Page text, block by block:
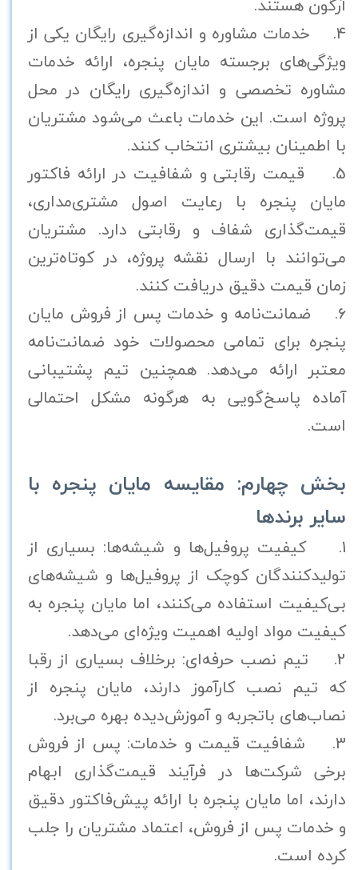
4. خدمات مشاوره و اندازه‌گیری رایگان یکی از
ویژگی‌های برجسته مایان پنجره، ارائه خدمات
مشاوره تخصصی و اندازه‌گیری رایگان در محل
پروژه است. این خدمات باعث می‌شود مشتریان
با اطمینان بیشتری انتخاب کنند.
5. قیمت رقابتی و شفافیت در ارائه فاکتور
مایان پنجره با رعایت اصول مشتری‌مداری،
قیمت‌گذاری شفاف و رقابتی دارد. مشتریان
می‌توانند با ارسال نقشه پروژه، در کوتاه‌ترین
زمان قیمت دقیق دریافت کنند.
6. ضمانت‌نامه و خدمات پس از فروش مایان
پنجره برای تمامی محصولات خود ضمانت‌نامه
معتبر ارائه می‌دهد. همچنین تیم پشتیبانی
آماده پاسخ‌گویی به هرگونه مشکل احتمالی
است.
بخش چهارم: مقایسه مایان پنجره با
سایر برندها
1. کیفیت پروفیل‌ها و شیشه‌ها: بسیاری از
تولیدکنندگان کوچک از پروفیل‌ها و شیشه‌های
بی‌کیفیت استفاده می‌کنند، اما مایان پنجره به
کیفیت مواد اولیه اهمیت ویژه‌ای می‌دهد.
2. تیم نصب حرفه‌ای: برخلاف بسیاری از رقبا
که تیم نصب کارآموز دارند، مایان پنجره از
نصاب‌های باتجربه و آموزش‌دیده بهره می‌برد.
3. شفافیت قیمت و خدمات: پس از فروش
برخی شرکت‌ها در فرآیند قیمت‌گذاری ابهام
دارند، اما مایان پنجره با ارائه پیش‌فاکتور دقیق
و خدمات پس از فروش، اعتماد مشتریان را جلب
کرده است.